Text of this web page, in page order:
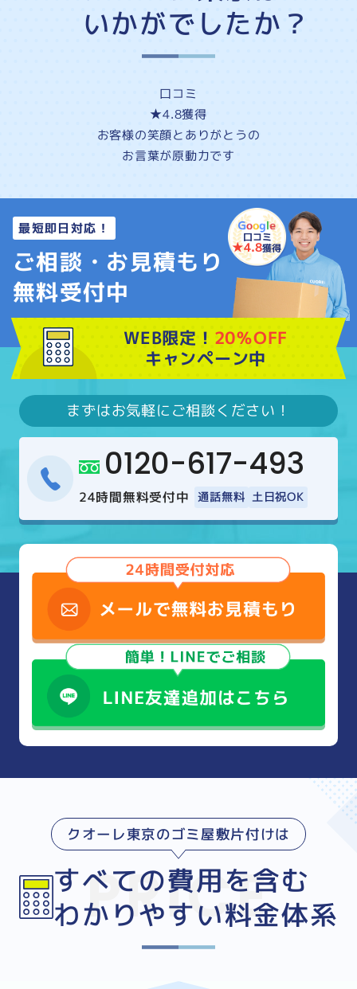
いかがでしたか？
口コミ
★4.8獲得
お客様の笑顔とありがとうの
お言葉が原動力です
最短即日対応！
ご相談・お見積もり
無料受付中
口コミ
★4.8獲得
WEB限定！ 20％OFF
キャンペーン中
まずはお気軽にご相談ください！
0120-617-493
24時間無料受付中 通話無料 土日祝OK
クオーレ東京のゴミ屋敷片付けは
すべての費用を含む
わかりやすい料金体系